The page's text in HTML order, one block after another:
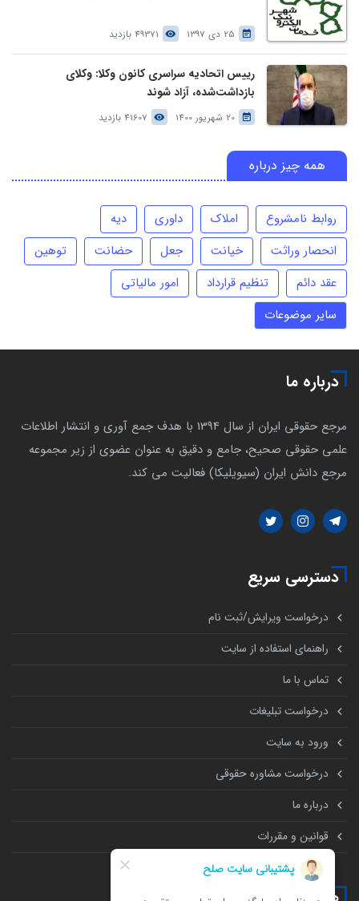
25 دی 1397 49371 بازدید
رییس اتحادیه سراسری کانون وکلا: وکلای
بازداشت‌شده، آزاد شوند
20 شهریور 1400 41607 بازدید
همه چیز درباره
روابط نامشروع املاک داوری
دیه
انحصار وراثت
خیانت جعل حضانت
توهین
عقد دائم
تنظیم قرارداد
امور مالیاتی
سایر موضوعات
درباره ما
مرجع حقوقی ایران از سال 1394 با هدف جمع آوری و انتشار اطلاعات
علمی حقوقی صحیح، جامع و دقیق به عنوان عضوی از زیر مجموعه
مرجع دانش ایران (سیویلیکا) فعالیت می کند.
دسترسی سریع
درخواست ویرایش/ثبت نام
راهنمای استفاده از سایت
تماس با ما
درخواست تبلیغات
ورود به سایت
درخواست مشاوره حقوقی
درباره ما
قوانین و مقررات